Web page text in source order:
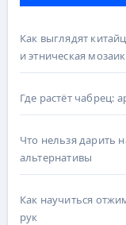
Как выглядят
и этническая
Где растёт чабрец:
Что нельзя дарить
альтернативы
Как научиться
рук